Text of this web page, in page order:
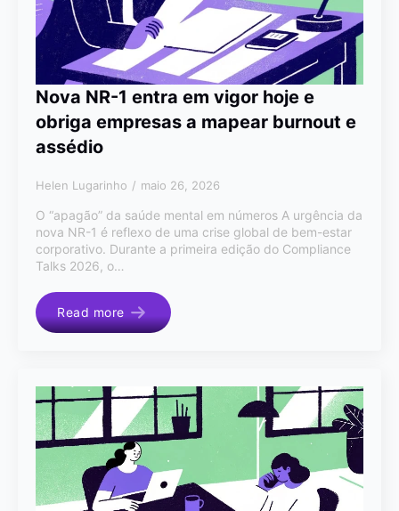
Nova NR-1 entra em vigor hoje e
obriga empresas a mapear burnout e
assédio
Helen Lugarinho maio 26, 2026
O “apagão” da saúde mental em números A urgência da
nova NR-1 é reflexo de uma crise global de bem-estar
corporativo. Durante a primeira edição do Compliance
Talks 2026, o…
Read more